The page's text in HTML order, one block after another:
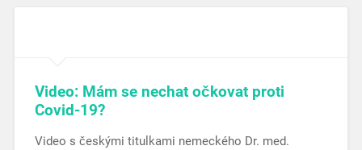
Video: Mám se nechat očkovat proti
Covid-19?
Video s českými titulkami nemeckého Dr. med.